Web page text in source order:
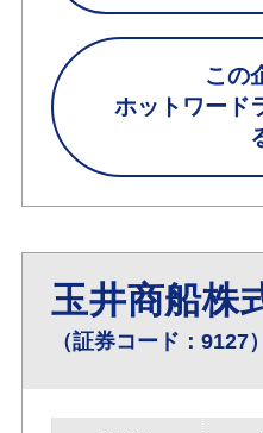
この
ホットワード
玉井商船株
（証券コード：9127）